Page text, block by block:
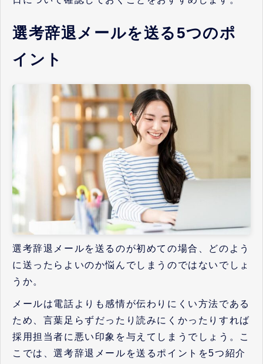
選考辞退メールを送る5つのポ
イント
選考辞退メールを送るのが初めての場合、どのよう
に送ったらよいのか悩んでしまうのではないでしょ
うか。
メールは電話よりも感情が伝わりにくい方法である
ため、言葉足らずだったり読みにくかったりすれば
採用担当者に悪い印象を与えてしまうでしょう。こ
こでは、選考辞退メールを送るポイントを5つ紹介